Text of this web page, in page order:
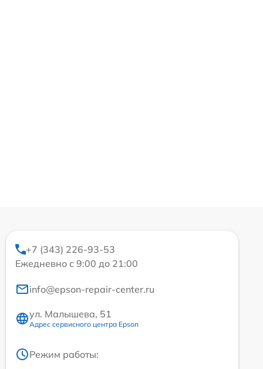
+7 (343) 226-93-53
Ежедневно с 9:00 до 21:00
info@epson-repair-center.ru
ул. Малышева, 51
Адрес сервисного центра Epson
Режим работы: